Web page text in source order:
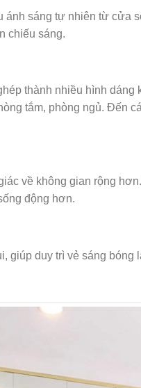
sáng tự nhiên từ cửa
chiếu sáng.
thành nhiều hình dáng
tắm, phòng ngủ. Đến
về không gian rộng
động hơn.
giúp duy trì vẻ sáng bóng